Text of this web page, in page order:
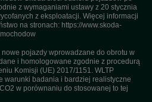
z wymaganiami ustawy z 20 stycznia
z eksploatacji. Więcej informacji
na stronach: https://www.skoda-
pojazdy wprowadzane do obrotu w
i homologowane zgodnie z procedurą
Komisji (UE) 2017/1151. WLTP
warunki badania i bardziej realistyczne
w porównaniu do stosowanej to tej